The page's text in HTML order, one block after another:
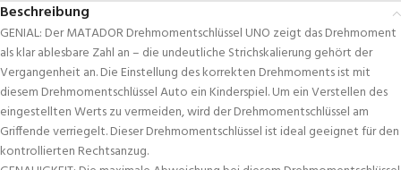
Beschreibung
GENIAL: Der MATADOR Drehmomentschlüssel UNO zeigt das Drehmoment
als klar ablesbare Zahl an – die undeutliche Strichskalierung gehört der
Vergangenheit an. Die Einstellung des korrekten Drehmoments ist mit
diesem Drehmomentschlüssel Auto ein Kinderspiel. Um ein Verstellen des
eingestellten Werts zu vermeiden, wird der Drehmomentschlüssel am
Griffende verriegelt. Dieser Drehmomentschlüssel ist ideal geeignet für den
kontrollierten Rechtsanzug.